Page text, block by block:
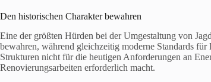
Den historischen Charakter bewahren
Eine der größten Hürden bei der Umgestaltung von
bewahren, während gleichzeitig moderne Standards
Strukturen nicht für die heutigen Anforderungen an
Renovierungsarbeiten erforderlich macht.